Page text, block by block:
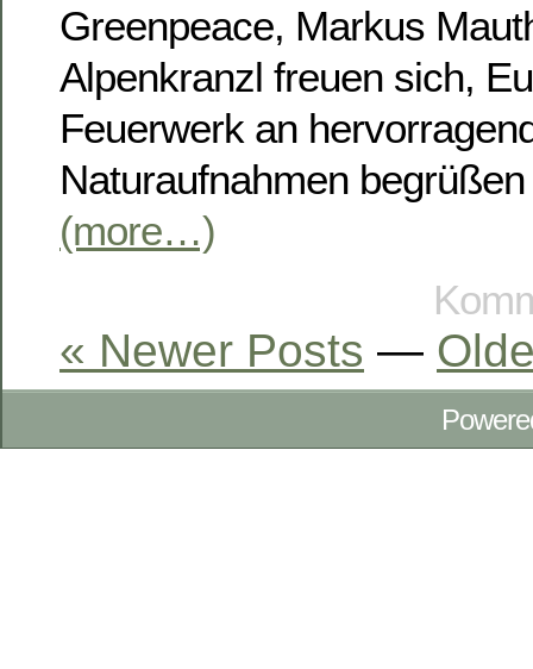
Greenpeace, Markus
Alpenkranzl freuen sich,
Feuerwerk an
Naturaufnahmen
(more…)
« Newer Posts —